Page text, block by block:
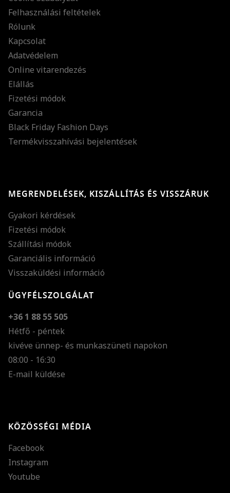
Felhasználási feltételek
Rólunk
Kapcsolat
Adatvédelem
Online vitarendezés
Elállás
Fizetési módok
Garancia
Black Friday Fashion Days
Termékvisszahívási bejelentések
MEGRENDELÉSEK, KISZÁLLÍTÁS ÉS VISSZÁRUK
Gyakori kérdések
Fizetési módok
Szállítási módok
Garanciális információ
Visszaküldési információ
ÜGYFÉLSZOLGÁLAT
+36 1 88 55 505
Hétfő - péntek
kivéve ünnep- és munkaszüneti napokon
08:00 - 16:30
E-mail küldése
KÖZÖSSÉGI MÉDIA
Facebook
Instagram
Youtube